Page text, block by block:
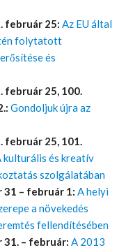
február 25: Az EU által
folytatott
és
február 25, 100.
Gondoljuk újra az
február 25, 101.
kulturális és kreatív
szolgálatában
31 – február 1: A helyi
a növekedés
fellendítésében
31. – február: A 2013